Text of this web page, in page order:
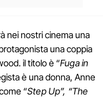
nei nostri cinema una
una coppia
il titolo è “Fuga in
è una donna, Anne
“Step Up”, “The